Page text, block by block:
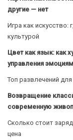
другие — нет
Игра как искусство:
культурой
Цвет как язык: как
управления
Топ развлечений
Возвращение
современную
Сколько стоит
цена